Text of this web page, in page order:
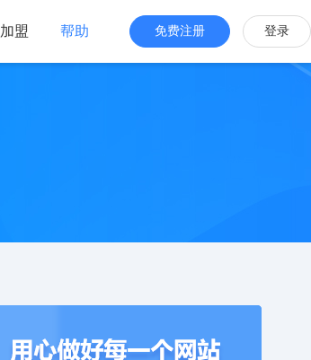
免费注册 登录
加盟 帮助